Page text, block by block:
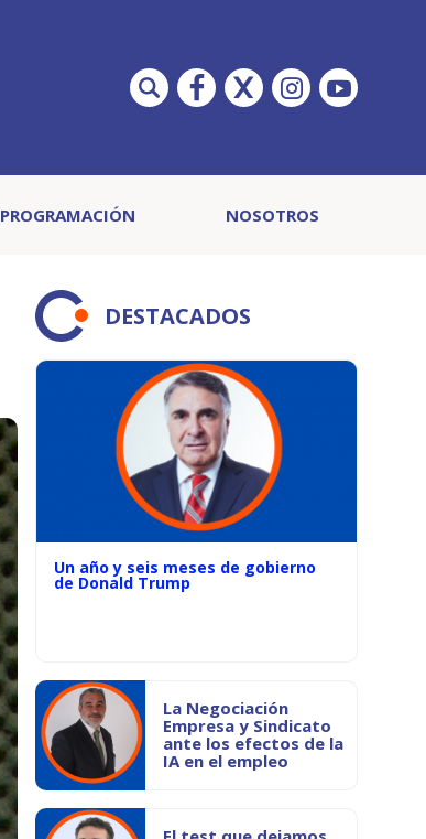
PROGRAMACIÓN NOSOTROS
DESTACADOS
Un año y seis meses de gobierno
de Donald Trump
La Negociación
Empresa y Sindicato
ante los efectos de la
IA en el empleo